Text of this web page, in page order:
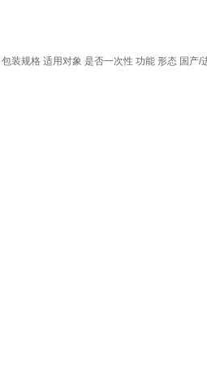
包装规格 适用对象 是否一次性 功能 形态 国产/